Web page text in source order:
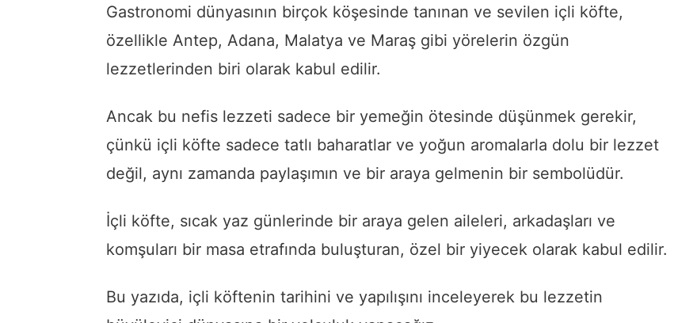
Gastronomi dünyasının birçok köşesinde tanınan ve sevilen içli köfte,
özellikle Antep, Adana, Malatya ve Maraş gibi yörelerin özgün
lezzetlerinden biri olarak kabul edilir.
Ancak bu nefis lezzeti sadece bir yemeğin ötesinde düşünmek gerekir,
çünkü içli köfte sadece tatlı baharatlar ve yoğun aromalarla dolu bir lezzet
değil, aynı zamanda paylaşımın ve bir araya gelmenin bir sembolüdür.
İçli köfte, sıcak yaz günlerinde bir araya gelen aileleri, arkadaşları ve
komşuları bir masa etrafında buluşturan, özel bir yiyecek olarak kabul edilir.
Bu yazıda, içli köftenin tarihini ve yapılışını inceleyerek bu lezzetin